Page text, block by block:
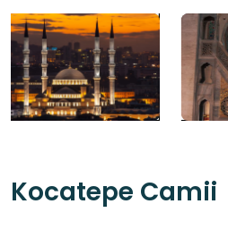
Kocatepe Camii